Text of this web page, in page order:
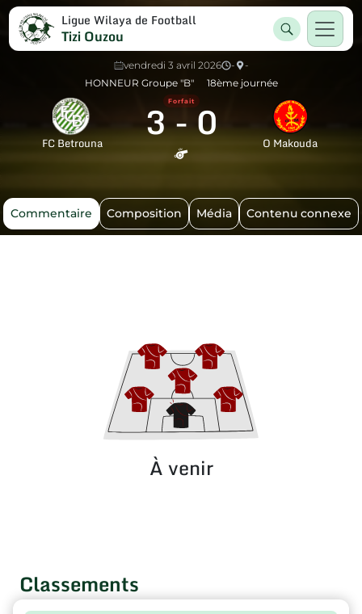
Ligue Wilaya de Football
Tizi Ouzou
vendredi 3 avril 2026 -
-
HONNEUR Groupe "B"
18ème journée
FC Betrouna 3-0
Forfait
O Makouda
Commentaire Composition Média Contenu connexe
À venir
Classements